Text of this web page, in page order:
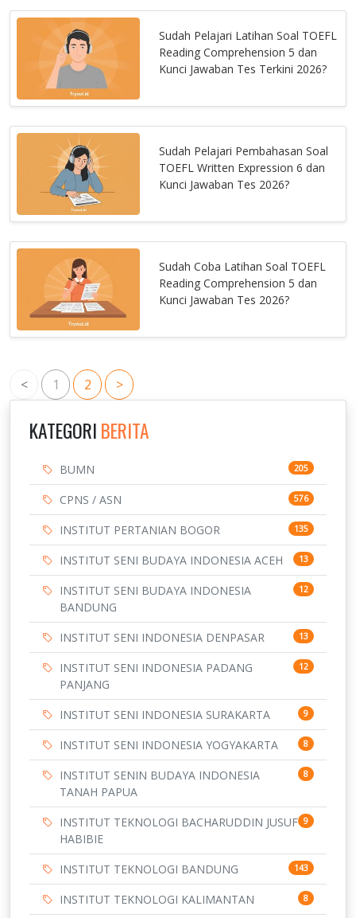
Sudah Pelajari Latihan Soal TOEFL
Reading Comprehension 5 dan
Kunci Jawaban Tes Terkini 2026?
Sudah Pelajari Pembahasan Soal
TOEFL Written Expression 6 dan
Kunci Jawaban Tes 2026?
Sudah Coba Latihan Soal TOEFL
Reading Comprehension 5 dan
Kunci Jawaban Tes 2026?
< 1 2 >
KATEGORI BERITA
BUMN 205
CPNS / ASN 576
INSTITUT PERTANIAN BOGOR 135
INSTITUT SENI BUDAYA INDONESIA ACEH 13
INSTITUT SENI BUDAYA INDONESIA
BANDUNG
12
INSTITUT SENI INDONESIA DENPASAR 13
INSTITUT SENI INDONESIA PADANG
PANJANG
12
INSTITUT SENI INDONESIA SURAKARTA 9
INSTITUT SENI INDONESIA YOGYAKARTA 8
INSTITUT SENIN BUDAYA INDONESIA
TANAH PAPUA
8
INSTITUT TEKNOLOGI BACHARUDDIN JUSUF
HABIBIE
9
INSTITUT TEKNOLOGI BANDUNG 143
INSTITUT TEKNOLOGI KALIMANTAN 8